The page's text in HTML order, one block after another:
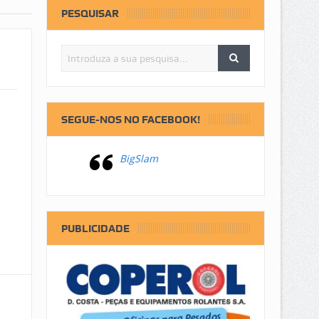
PESQUISAR
SEGUE-NOS NO FACEBOOK!
BigSlam
PUBLICIDADE